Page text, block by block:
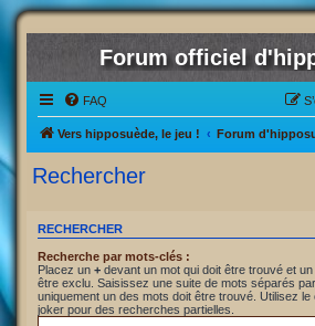
Forum officiel
FAQ
Vers hipposuède, le jeu ! Forum
Rechercher
RECHERCHER
Recherche par mots-clés :
Placez un + devant un mot qui doit être trouvé et un
être exclu. Saisissez une suite de mots séparés
uniquement un des mots doit être trouvé. Utilisez
joker pour des recherches partielles.